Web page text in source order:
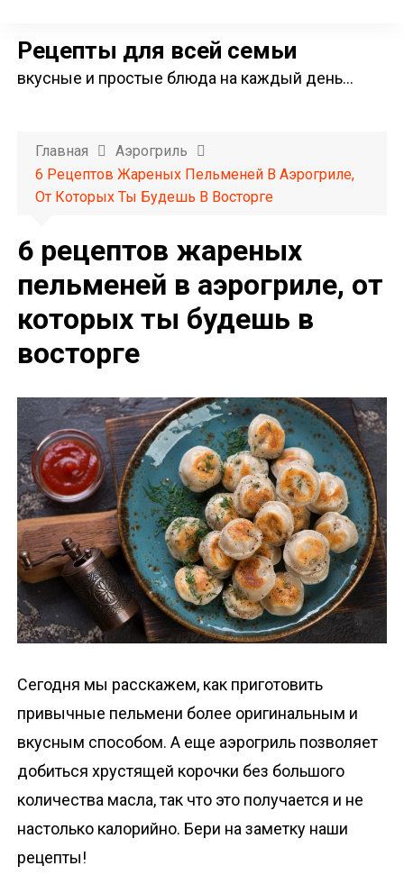
Рецепты для всей семьи
вкусные и простые блюда на каждый день…
Главная
Аэрогриль
6 Рецептов Жареных Пельменей В Аэрогриле,
От Которых Ты Будешь В Восторге
6 рецептов жареных
пельменей в аэрогриле, от
которых ты будешь в
восторге
Сегодня мы расскажем, как приготовить
привычные пельмени более оригинальным и
вкусным способом. А еще аэрогриль позволяет
добиться хрустящей корочки без большого
количества масла, так что это получается и не
настолько калорийно. Бери на заметку наши
рецепты!